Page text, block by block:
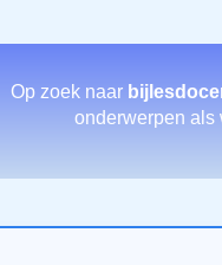
Op zoek naar
onderwerpen als